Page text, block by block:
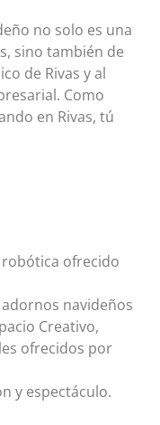
no solo es una
sino también de
de Rivas y al
Como
en Rivas, tú
robótica ofrecido
navideños
Creativo,
ofrecidos por
y espectáculo.